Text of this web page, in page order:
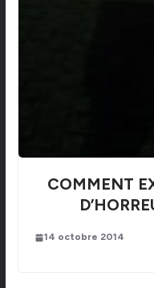
COMMENT
14 octobre 2014